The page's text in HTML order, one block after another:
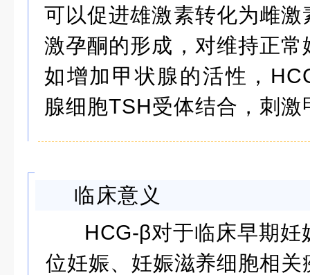
可以促进雄激素转化为雌
激孕酮的形成，对维持正
如增加甲状腺的活性，
腺细胞TSH受体结合，刺激
临床意义
HCG-β对于临床早期
位妊娠、妊娠滋养细胞相